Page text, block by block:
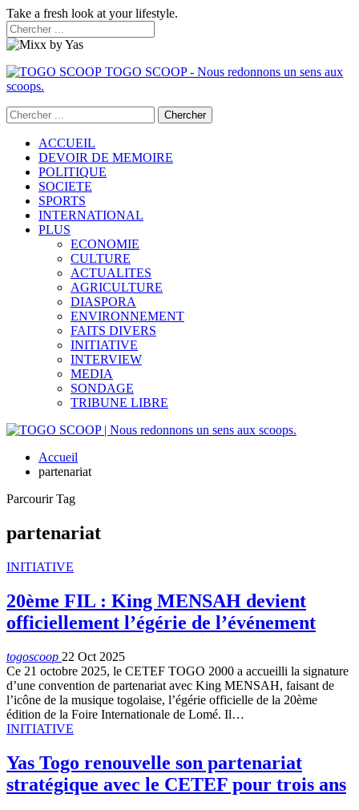
Take a fresh look at your lifestyle.
TOGO SCOOP - Nous redonnons un sens aux
scoops.
ACCUEIL
DEVOIR DE MEMOIRE
POLITIQUE
SOCIETE
SPORTS
INTERNATIONAL
PLUS
ECONOMIE
CULTURE
ACTUALITES
AGRICULTURE
DIASPORA
ENVIRONNEMENT
FAITS DIVERS
INITIATIVE
INTERVIEW
MEDIA
SONDAGE
TRIBUNE LIBRE
Accueil
partenariat
Parcourir Tag
partenariat
INITIATIVE
20ème FIL : King MENSAH devient
officiellement l’égérie de l’événement
togoscoop 22 Oct 2025
Ce 21 octobre 2025, le CETEF TOGO 2000 a accueilli la signature
d’une convention de partenariat avec King MENSAH, faisant de
l’icône de la musique togolaise, l’égérie officielle de la 20ème
édition de la Foire Internationale de Lomé. Il…
INITIATIVE
Yas Togo renouvelle son partenariat
stratégique avec le CETEF pour trois ans